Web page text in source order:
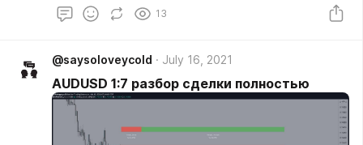
которому цена сможет сделать мувент.Среда/
очень хотелось попасть в тайминг N-Y session,
следовательно в этот промежуток времени стоило
искать вход.
13
@saysoloveycold July 16, 2021
AUDUSD 1:7 разбор сделки полностью